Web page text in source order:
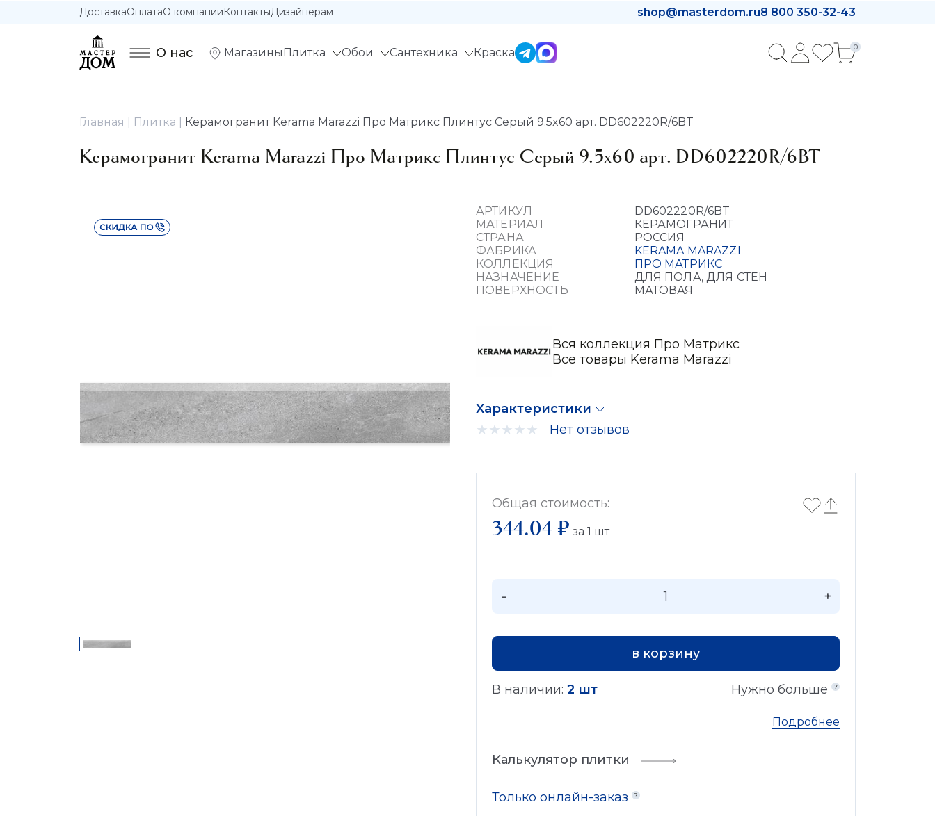
ДоставкаОплатаО компанииКонтактыДизайнерам shop@masterdom.ru8 800 350-32-43
О нас Магазины Плитка Обои Сантехника Краска 0
Главная Плитка Керамогранит Kerama Marazzi Про Матрикс Плинтус Серый 9.5x60 арт. DD602220R/6BT
Керамогранит Kerama Marazzi Про Матрикс Плинтус Серый 9.5x60 арт. DD602220R/6BT
АРТИКУЛ
DD602220R/6BT
МАТЕРИАЛ
КЕРАМОГРАНИТ
СТРАНА
РОССИЯ
ФАБРИКА
KERAMA MARAZZI
КОЛЛЕКЦИЯ
ПРО МАТРИКС
НАЗНАЧЕНИЕ
ДЛЯ ПОЛА, ДЛЯ СТЕН
ПОВЕРХНОСТЬ
МАТОВАЯ
Вся коллекция Про Матрикс
Все товары Kerama Marazzi
Характеристики
Нет отзывов
Общая стоимость:
344.04 ₽ за 1 шт
- +
в корзину
В наличии: 2 шт Нужно больше
Подробнее
Калькулятор плитки
Только онлайн-заказ